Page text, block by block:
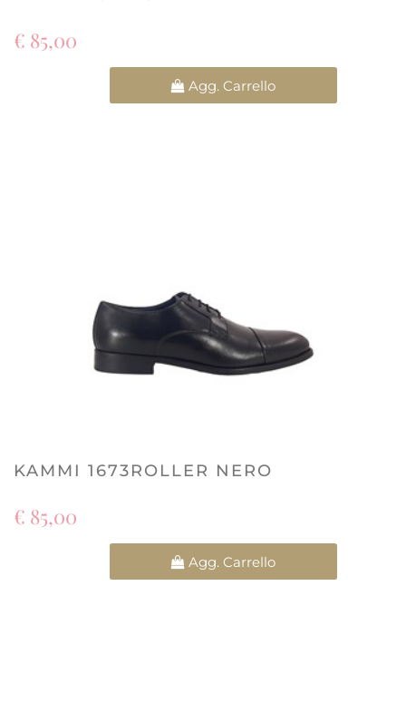
€ 85,00
Agg. Carrello
KAMMI 1673ROLLER NERO
€ 85,00
Agg. Carrello